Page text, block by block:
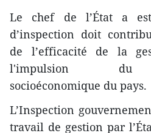
Le chef de l’État a
d’inspection doit
de l’efficacité de la
l'impulsion du
socioéconomique du pays.
L’Inspection
travail de gestion par